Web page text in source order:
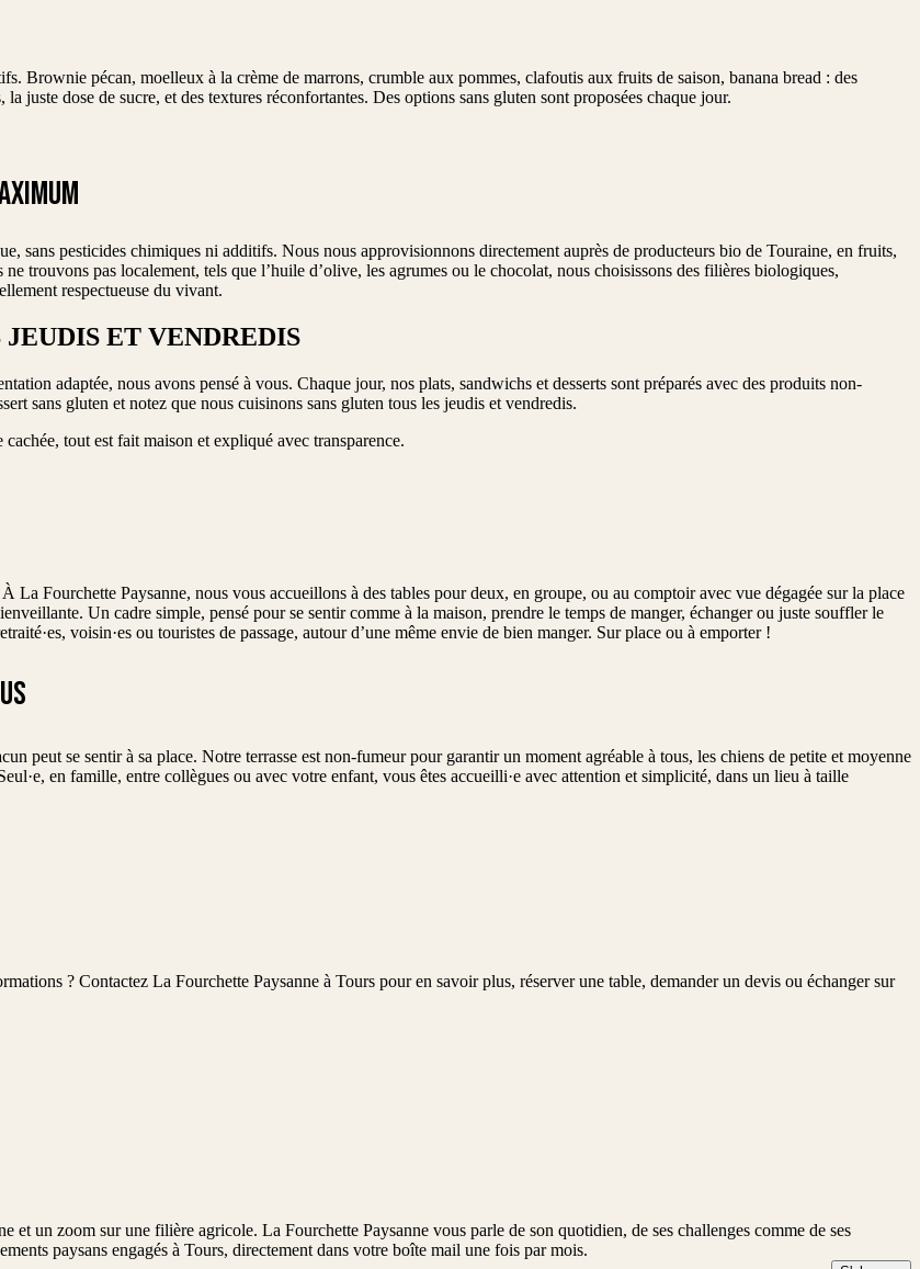
Brownie pécan, moelleux à la crème de marrons, crumble aux pommes, clafoutis aux fruits de saison, banana bread : des
juste dose de sucre, et des textures réconfortantes. Des options sans gluten sont proposées chaque jour.
sans pesticides chimiques ni additifs. Nous nous approvisionnons directement auprès de producteurs bio de Touraine, en fruits,
trouvons pas localement, tels que l’huile d’olive, les agrumes ou le chocolat, nous choisissons des filières biologiques,
respectueuse du vivant.
ET VENDREDIS
adaptée, nous avons pensé à vous. Chaque jour, nos plats, sandwichs et desserts sont préparés avec des produits non-
sans gluten et notez que nous cuisinons sans gluten tous les jeudis et vendredis.
tout est fait maison et expliqué avec transparence.
Fourchette Paysanne, nous vous accueillons à des tables pour deux, en groupe, ou au comptoir avec vue dégagée sur la place
Un cadre simple, pensé pour se sentir comme à la maison, prendre le temps de manger, échanger ou juste souffler le
voisin·es ou touristes de passage, autour d’une même envie de bien manger. Sur place ou à emporter !
peut se sentir à sa place. Notre terrasse est non-fumeur pour garantir un moment agréable à tous, les chiens de petite et moyenne
en famille, entre collègues ou avec votre enfant, vous êtes accueilli·e avec attention et simplicité, dans un lieu à taille
? Contactez La Fourchette Paysanne à Tours pour en savoir plus, réserver une table, demander un devis ou échanger sur
et un zoom sur une filière agricole. La Fourchette Paysanne vous parle de son quotidien, de ses challenges comme de ses
paysans engagés à Tours, directement dans votre boîte mail une fois par mois.